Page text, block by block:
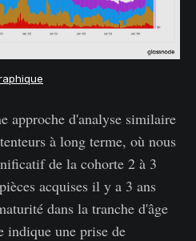
approche d'analyse similaire
à long terme, où nous
de la cohorte 2 à 3
acquises il y a 3 ans
dans la tranche d'âge
indique une prise de